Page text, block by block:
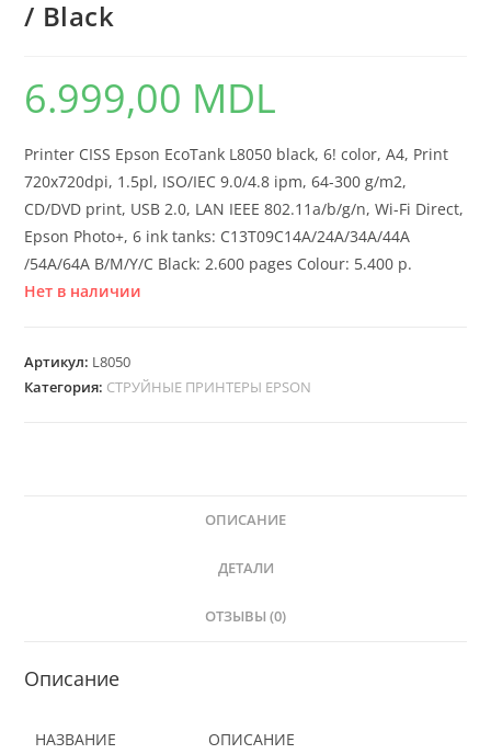
/ Black
6.999,00 MDL
Printer CISS Epson EcoTank L8050 black, 6! color, A4, Print
720x720dpi, 1.5pl, ISO/IEC 9.0/4.8 ipm, 64-300 g/m2,
CD/DVD print, USB 2.0, LAN IEEE 802.11a/b/g/n, Wi-Fi Direct,
Epson Photo+, 6 ink tanks: C13T09C14A/24A/34A/44A
/54A/64A B/M/Y/C Black: 2.600 pages Colour: 5.400 p.
Нет в наличии
Артикул: L8050
Категория: СТРУЙНЫЕ ПРИНТЕРЫ EPSON
ОПИСАНИЕ
ДЕТАЛИ
ОТЗЫВЫ (0)
Описание
НАЗВАНИЕ ОПИСАНИЕ